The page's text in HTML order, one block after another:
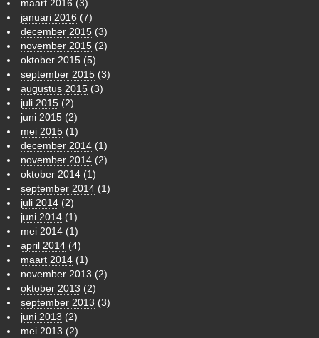
maart 2016 (3)
januari 2016 (7)
december 2015 (3)
november 2015 (2)
oktober 2015 (5)
september 2015 (3)
augustus 2015 (3)
juli 2015 (2)
juni 2015 (2)
mei 2015 (1)
december 2014 (1)
november 2014 (2)
oktober 2014 (1)
september 2014 (1)
juli 2014 (2)
juni 2014 (1)
mei 2014 (1)
april 2014 (4)
maart 2014 (1)
november 2013 (2)
oktober 2013 (2)
september 2013 (3)
juni 2013 (2)
mei 2013 (2)